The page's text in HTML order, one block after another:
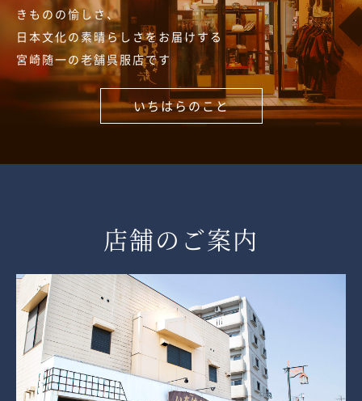
きものの愉しさ、
日本文化の素晴らしさをお届けする
宮崎随一の老舗呉服店です
いちはらのこと
店舗のご案内